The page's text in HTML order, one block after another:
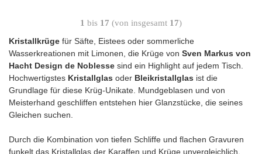
1 bis 17 (von insgesamt 17)
Kristallkrüge für Säfte, Eistees oder sommerliche
Wasserkreationen mit Limonen, die Krüge von Sven Markus von
Hacht Design de Noblesse sind ein Highlight auf jedem Tisch.
Hochwertigstes Kristallglas oder Bleikristallglas ist die
Grundlage für diese Krüg-Unikate. Mundgeblasen und von
Meisterhand geschliffen entstehen hier Glanzstücke, die seines
Gleichen suchen.
Durch die Kombination von tiefen Schliffe und flachen Gravuren
funkelt das Kristallglas der Karaffen und Krüge unvergleichlich.